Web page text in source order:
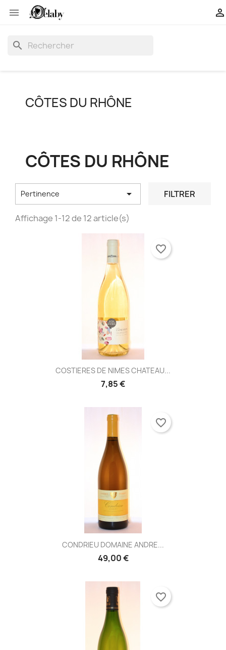
 
search
CÔTES DU RHÔNE
CÔTES DU RHÔNE
Pertinence  FILTRER
Affichage 1-12 de 12 article(s)
COSTIERES DE NIMES CHATEAU...
7,85 €
favorite_border
CONDRIEU DOMAINE ANDRE...
49,00 €
favorite_border
favorite_border